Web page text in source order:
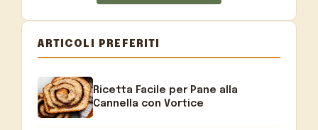
ARTICOLI PREFERITI
Ricetta Facile per Pane alla
Cannella con Vortice